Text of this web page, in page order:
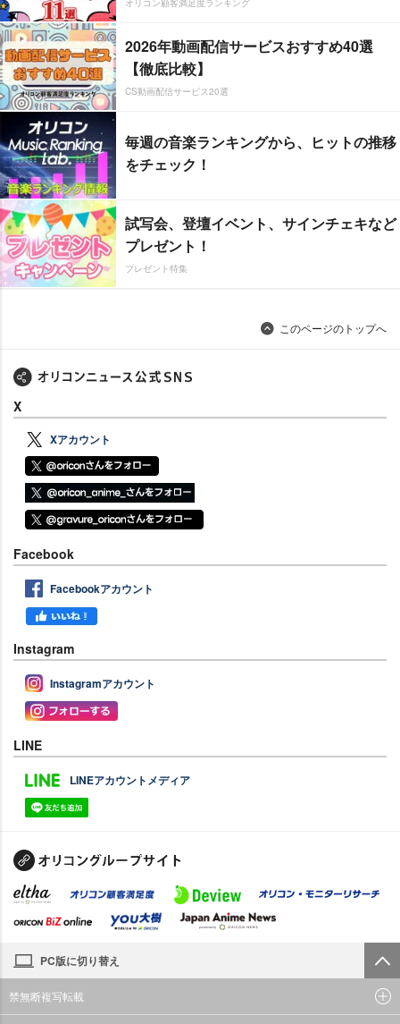
2026年動画配信サービスおすすめ40選
【徹底比較】
CS動画配信サービス20選
毎週の音楽ランキングから、ヒットの推移
をチェック！
試写会、登壇イベント、サインチェキなど
プレゼント！
プレゼント特集
このページのトップへ
X
Xアカウント
Facebook
Facebookアカウント
Instagram
Instagramアカウント
LINE
LINEアカウントメディア
PC版に切り替え
禁無断複写転載